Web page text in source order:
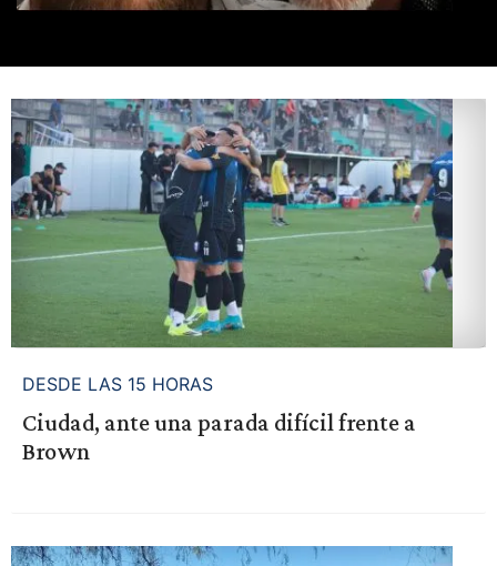
DESDE LAS 15 HORAS
Ciudad, ante una parada difícil frente a
Brown